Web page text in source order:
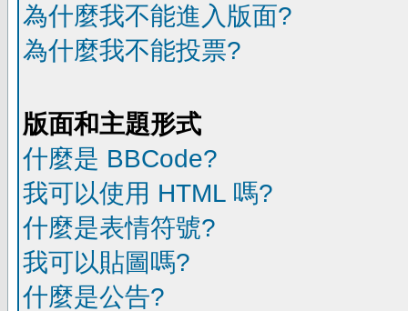
為什麼我不能進入版面?
為什麼我不能投票?
版面和主題形式
什麼是 BBCode?
我可以使用 HTML 嗎?
什麼是表情符號?
我可以貼圖嗎?
什麼是公告?